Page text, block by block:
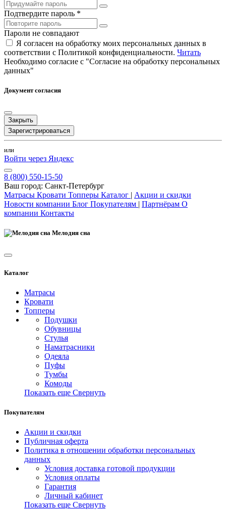
Подтвердите пароль *
Пароли не совпадают
Я согласен на обработку моих персональных данных в
соответствии с Политикой конфиденциальности. Читать
Необходимо согласие с "Согласие на обработку персональных
данных"
Документ согласия
Закрыть
Зарегистрироваться
или
Войти через Яндекс
8 (800) 550-15-50
Ваш город: Санкт-Петербург
Матрасы Кровати Топперы Каталог | Акции и скидки
Новости компании Блог Покупателям | Партнёрам О
компании Контакты
Мелодия сна
Каталог
Матрасы
Кровати
Топперы
Подушки
Обувницы
Стулья
Наматрасники
Одеяла
Пуфы
Тумбы
Комоды
Показать еще Свернуть
Покупателям
Акции и скидки
Публичная оферта
Политика в отношении обработки персональных
данных
Условия доставка готовой продукции
Условия оплаты
Гарантия
Личный кабинет
Показать еще Свернуть